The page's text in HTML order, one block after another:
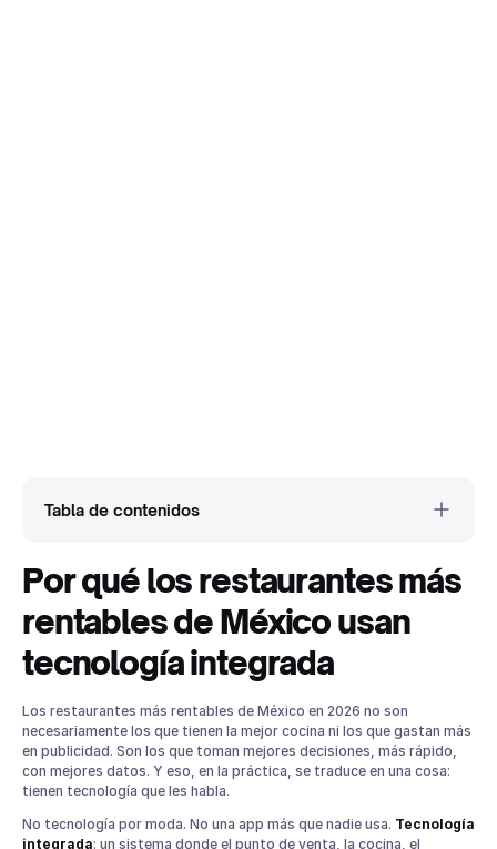
Tabla de contenidos
El panorama real de la industria restaurantera en México en
2026
Sistema Integrado para Restaurante: ¿Qué Es y Cómo Difiere
de un Simple POS?
5 Áreas Donde el Software para Restaurantes Transforma tu
Operación
1. Control de inventario en tiempo real
2. Gestión de delivery sin caos
3. Reportes para tomar decisiones reales
4. Conciliación de pagos sin discrepancias
5. Visibilidad total desde cualquier lugar
Casos reales: lo que logran los restaurantes que integran su
Por qué los restaurantes más
rentables de México usan
tecnología integrada
Los restaurantes más rentables de México en 2026 no son
necesariamente los que tienen la mejor cocina ni los que gastan más
en publicidad. Son los que toman mejores decisiones, más rápido,
con mejores datos. Y eso, en la práctica, se traduce en una cosa:
tienen tecnología que les habla.
No tecnología por moda. No una app más que nadie usa. Tecnología
integrada: un sistema donde el punto de venta, la cocina, el